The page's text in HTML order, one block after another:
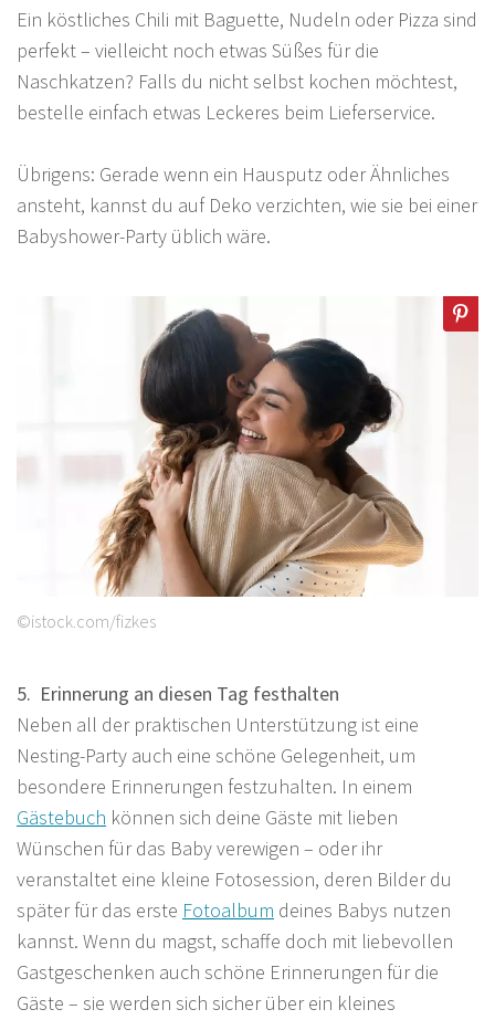
Ein köstliches Chili mit Baguette, Nudeln oder Pizza sind
perfekt – vielleicht noch etwas Süßes für die
Naschkatzen? Falls du nicht selbst kochen möchtest,
bestelle einfach etwas Leckeres beim Lieferservice.
Übrigens: Gerade wenn ein Hausputz oder Ähnliches
ansteht, kannst du auf Deko verzichten, wie sie bei einer
Babyshower-Party üblich wäre.
©istock.com/fizkes
5. Erinnerung an diesen Tag festhalten
Neben all der praktischen Unterstützung ist eine
Nesting-Party auch eine schöne Gelegenheit, um
besondere Erinnerungen festzuhalten. In einem
Gästebuch können sich deine Gäste mit lieben
Wünschen für das Baby verewigen – oder ihr
veranstaltet eine kleine Fotosession, deren Bilder du
später für das erste Fotoalbum deines Babys nutzen
kannst. Wenn du magst, schaffe doch mit liebevollen
Gastgeschenken auch schöne Erinnerungen für die
Gäste – sie werden sich sicher über ein kleines